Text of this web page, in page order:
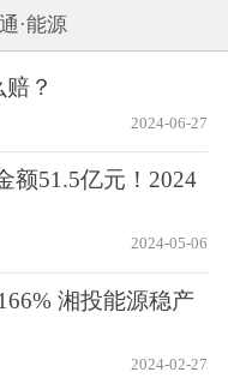
·能源
？
2024-06-27
额51.5亿元！2024
2024-05-06
湘投能源稳产
2024-02-27